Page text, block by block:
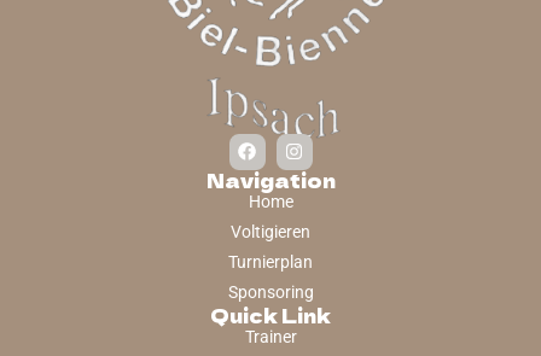
Navigation
Home
Voltigieren
Turnierplan
Sponsoring
Quick Link
Trainer